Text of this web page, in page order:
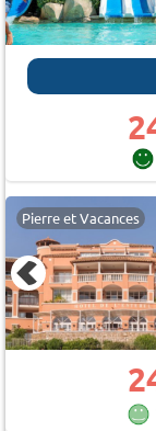
Pierre et Vacances